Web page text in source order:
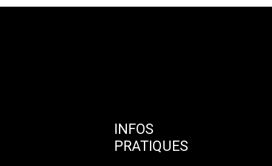
INFOS
PRATIQUES